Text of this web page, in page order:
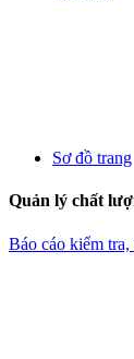
Sơ đồ trang
Quản lý chất
Báo cáo kiểm